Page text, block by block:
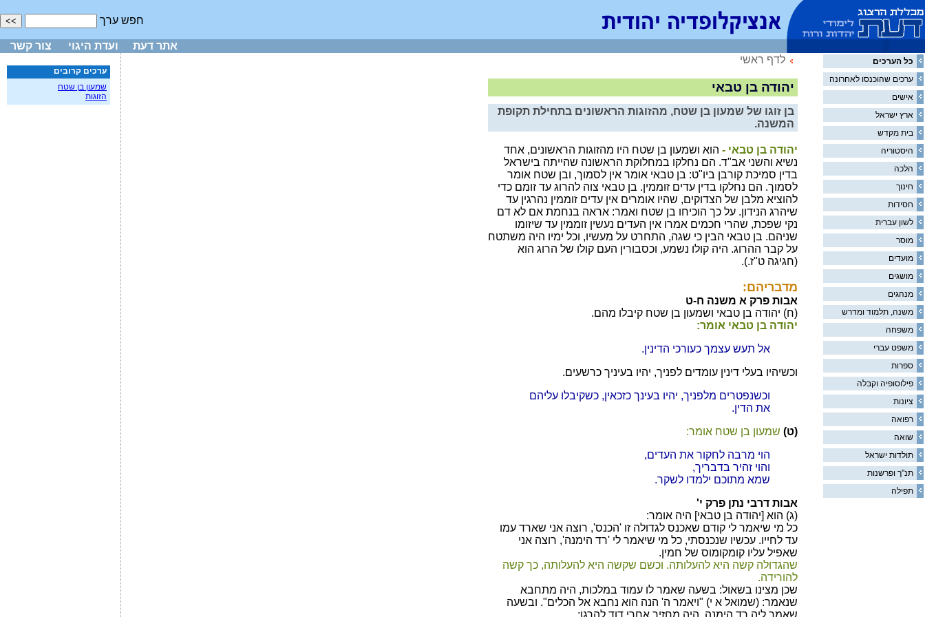
חפש ערך
אתר דעת ועדת היגוי צור קשר
כל הערכים
ערכים שהוכנסו לאחרונה
אישים
ארץ ישראל
בית מקדש
היסטוריה
הלכה
חינוך
חסידות
לשון עברית
מוסר
מועדים
מושגים
מנהגים
משנה, תלמוד ומדרש
משפחה
משפט עברי
ספרות
פילוסופיה וקבלה
ציונות
רפואה
שואה
תולדות ישראל
תנ"ך ופרשנות
תפילה
לדף ראשי
יהודה בן טבאי
בן זוגו של שמעון בן שטח, מהזוגות הראשונים בתחילת תקופת
המשנה.
יהודה בן טבאי - הוא ושמעון בן שטח היו מהזוגות הראשונים, אחד
נשיא והשני אב"ד. הם נחלקו במחלוקת הראשונה שהייתה בישראל
בדין סמיכת קורבן ביו"ט: בן טבאי אומר אין לסמוך, ובן שטח אומר
לסמוך. הם נחלקו בדין עדים זוממין. בן טבאי צוה להרוג עד זומם כדי
להוציא מלבן של הצדוקים, שהיו אומרים אין עדים זוממין נהרגין עד
שיהרג הנידון. על כך הוכיחו בן שטח ואמר: אראה בנחמת אם לא דם
נקי שפכת, שהרי חכמים אמרו אין העדים נעשין זוממין עד שיזומו
שניהם. בן טבאי הבין כי שגה, התחרט על מעשיו, וכל ימיו היה משתטח
על קבר ההרוג. היה קולו נשמע, וכסבורין העם קולו של הרוג הוא
(חגיגה ט"ז.).
מדבריהם:
אבות פרק א משנה ח-ט
(ח) יהודה בן טבאי ושמעון בן שטח קיבלו מהם.
יהודה בן טבאי אומר:
אל תעש עצמך כעורכי הדינין.
וכשיהיו בעלי דינין עומדים לפניך, יהיו בעיניך כרשעים.
וכשנפטרים מלפניך, יהיו בעינך כזכאין, כשקיבלו עליהם
את הדין.
(ט) שמעון בן שטח אומר:
הוי מרבה לחקור את העדים,
והוי זהיר בדבריך,
שמא מתוכם ילמדו לשקר.
אבות דרבי נתן פרק י'
(ג) הוא [יהודה בן טבאי] היה אומר:
כל מי שיאמר לי קודם שאכנס לגדולה זו 'הכנס', רוצה אני שארד עמו
עד לחייו. עכשיו שנכנסתי, כל מי שיאמר לי 'רד הימנה', רוצה אני
שאפיל עליו קומקומוס של חמין.
שהגדולה קשה היא להעלותה. וכשם שקשה היא להעלותה, כך קשה
להורידה.
שכן מצינו בשאול: בשעה שאמר לו עמוד במלכות, היה מתחבא
שנאמר: (שמואל א י) "ויאמר ה' הנה הוא נחבא אל הכלים". ובשעה
שאמר ליה רד הימנה, היה מחזיר אחרי דוד להרגו:
ערכים קרובים
שמעון בן שטח
הזוגות